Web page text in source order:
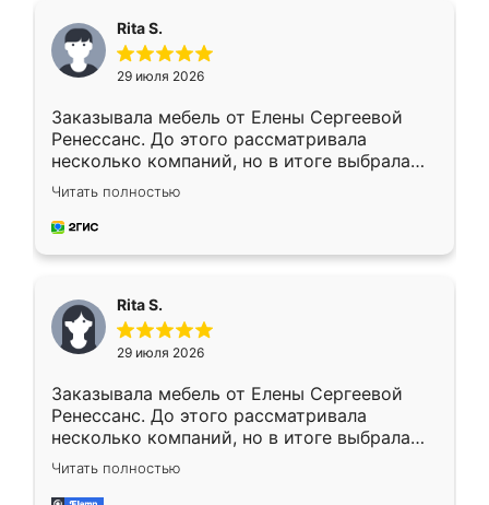
Rita S.
29 июля 2026
Заказывала мебель от Елены Сергеевой
Ренессанс. До этого рассматривала
несколько компаний, но в итоге выбрала
эту. Сначала обговорили условия, потом
приехал замерщик, всё спокойно объяснил
и снял размеры. Изготовили в срок, с
каких-либо доработок. Качеством осталась
довольна, все выглядит так, как и ожидала.
Читать полностью
Rita S.
29 июля 2026
Заказывала мебель от Елены Сергеевой
Ренессанс. До этого рассматривала
несколько компаний, но в итоге выбрала
эту. Сначала обговорили условия, потом
приехал замерщик, всё спокойно объяснил
Читать полностью